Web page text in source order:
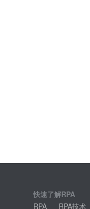
快速了解RPA
RPA
RPA技术